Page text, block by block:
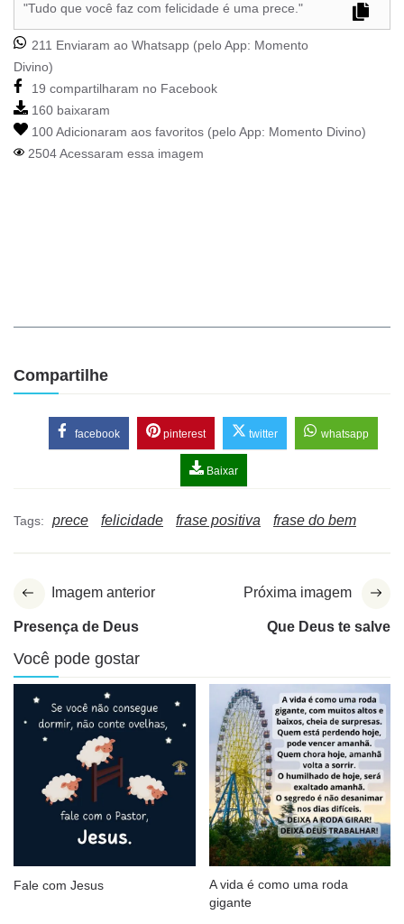
"Tudo que você faz com felicidade é uma prece."
211 Enviaram ao Whatsapp (pelo App: Momento
Divino)
19 compartilharam no Facebook
160 baixaram
100 Adicionaram aos favoritos (pelo App: Momento Divino)
2504 Acessaram essa imagem
Compartilhe
facebook pinterest twitter whatsapp
Baixar
Tags: prece felicidade frase positiva frase do bem
Imagem anterior
Presença de Deus
Próxima imagem
Que Deus te salve
Você pode gostar
Fale com Jesus
A vida é como uma roda
gigante